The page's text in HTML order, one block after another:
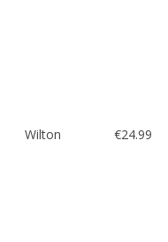
Wilton €24.99